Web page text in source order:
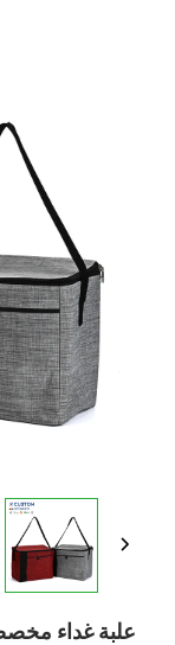
علبة غداء